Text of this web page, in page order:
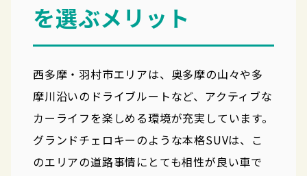
を選ぶメリット
西多摩・羽村市エリアは、奥多摩の山々や多
摩川沿いのドライブルートなど、アクティブな
カーライフを楽しめる環境が充実しています。
グランドチェロキーのような本格SUVは、こ
のエリアの道路事情にとても相性が良い車で